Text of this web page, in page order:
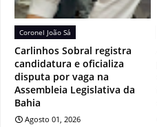
Coronel João Sá
Carlinhos Sobral registra
candidatura e oficializa
disputa por vaga na
Assembleia Legislativa da
Bahia
Agosto 01, 2026